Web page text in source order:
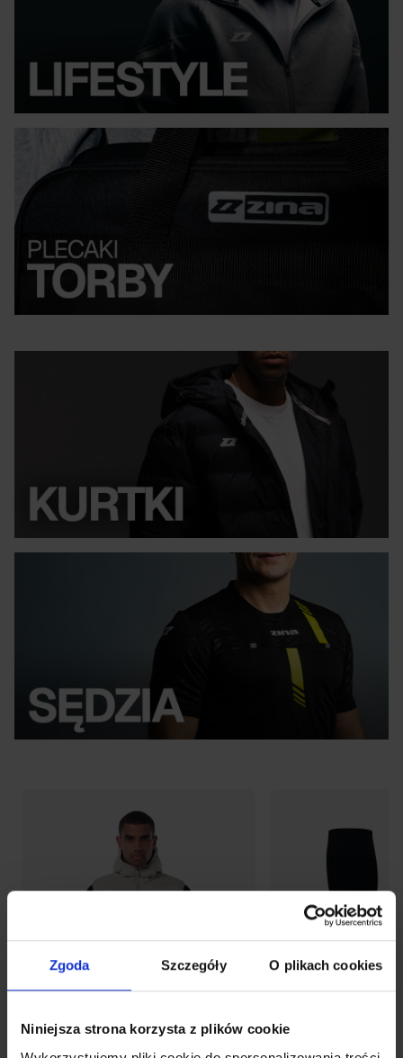
Zgoda Szczegóły O plikach cookies
Niniejsza strona korzysta z plików cookie